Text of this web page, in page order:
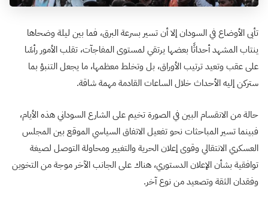
تأبى الأوضاع في السودان إلا أن تسير بسرعة البرق، فما بين ليلة وضحاها
ينتاب المشهد أحداثًا بعضها يرتقي لمستوى المفاجآت، تقلب الأمور رأسًا
على عقب وتعيد ترتيب الأوراق، بل وتخلط معظمها، ما يجعل التنبؤ بما
ستركن إليه الأحداث خلال الساعات القادمة مهمة شاقة.
حالة من الانقسام البين في الصورة تخيم على الشارع السوداني هذه الأيام،
فبينما تسير المباحثات نحو تفعيل الاتفاق السياسي الموقع بين المجلس
العسكري الانتقالي وقوى إعلان الحرية والتغيير ومحاولة التوصل لصيغة
توافقية بشأن الإعلان الدستوري، هناك على الجانب الآخر موجة من التخوين
وفقدان الثقة وتصعيد من نوع آخر.